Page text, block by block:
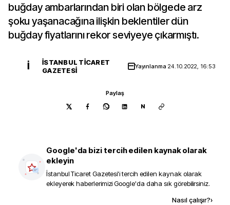
buğday ambarlarından biri olan bölgede arz
şoku yaşanacağına ilişkin beklentiler dün
buğday fiyatlarını rekor seviyeye çıkarmıştı.
İ
İSTANBUL TICARET
GAZETESI
Yayınlanma 24.10.2022, 16:53
Paylaş
N
Google'da bizi tercih edilen kaynak olarak
ekleyin
İstanbul Ticaret Gazetesi'i tercih edilen kaynak olarak
ekleyerek haberlerimizi Google'da daha sık görebilirsiniz.
Nasıl çalışır?›